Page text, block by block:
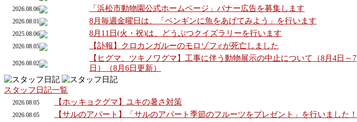
2026.08.06 「浜松市動物園公式ホームページ」バナー広告を募集します
2026.08.01 8月毎週金曜日は、「ペンギンに魚をあげてみよう」を行います
2025.08.06 8月11日(火・祝)は、どうぶつクイズラリーを行います
2026.08.05 【訃報】クロカンガルーのモロゾフ♂が死亡しました
2026.08.02
【ヒグマ、ツキノワグマ】工事に伴う動物展示の中止について（8月4日～7
日）（8月6日更新）
スタッフ日記一覧
2026.08.05 【ホッキョクグマ】ユキの暑さ対策
2026.08.05 【サルのアパート】「サルのアパート季節のフルーツをプレゼント」を行いました！